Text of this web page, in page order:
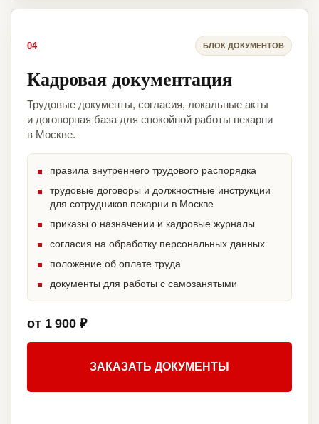
04 БЛОК ДОКУМЕНТОВ
Кадровая документация
Трудовые документы, согласия, локальные акты
и договорная база для спокойной работы пекарни
в Москве.
правила внутреннего трудового распорядка
трудовые договоры и должностные инструкции
для сотрудников пекарни в Москве
приказы о назначении и кадровые журналы
согласия на обработку персональных данных
положение об оплате труда
документы для работы с самозанятыми
от 1 900 ₽
ЗАКАЗАТЬ ДОКУМЕНТЫ